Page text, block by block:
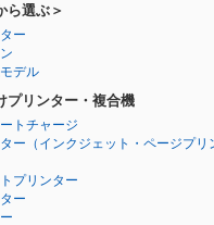
ら選ぶ＞
ー
デル
プリンター・複合機
トチャージ
ー （インクジェット・ページプリ
プリンター
ー